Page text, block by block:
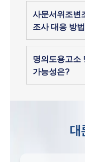
사문서위조변
조사 대응 방법
명의도용고소
가능성은?
대